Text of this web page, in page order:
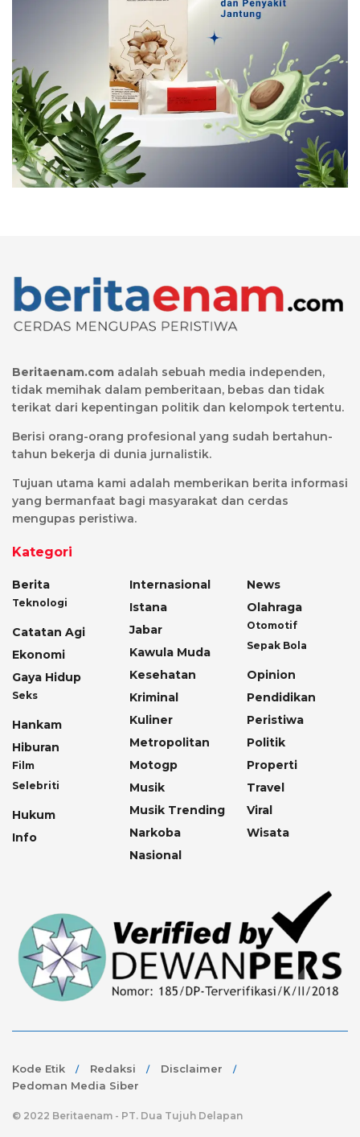
Beritaenam.com adalah sebuah media independen,
tidak memihak dalam pemberitaan, bebas dan tidak
terikat dari kepentingan politik dan kelompok tertentu.
Berisi orang-orang profesional yang sudah bertahun-
tahun bekerja di dunia jurnalistik.
Tujuan utama kami adalah memberikan berita informasi
yang bermanfaat bagi masyarakat dan cerdas
mengupas peristiwa.
Kategori
Berita
Teknologi
Catatan Agi
Ekonomi
Gaya Hidup
Seks
Hankam
Hiburan
Film
Selebriti
Hukum
Info
Internasional
Istana
Jabar
Kawula Muda
Kesehatan
Kriminal
Kuliner
Metropolitan
Motogp
Musik
Musik Trending
Narkoba
Nasional
News
Olahraga
Otomotif
Sepak Bola
Opinion
Pendidikan
Peristiwa
Politik
Properti
Travel
Viral
Wisata
Kode Etik Redaksi
Disclaimer
Pedoman Media Siber
© 2022 Beritaenam - PT. Dua Tujuh Delapan